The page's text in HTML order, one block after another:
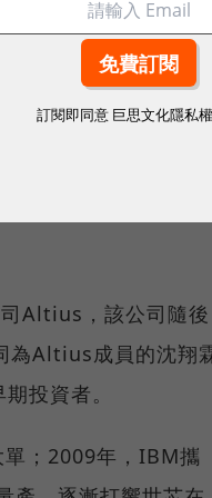
辦，經營及研發團隊
Altius，該公司隨後
為Altius成員的沈翔
投資者。
；2009年，IBM攜
訂閱即同意 巨思文化隱私